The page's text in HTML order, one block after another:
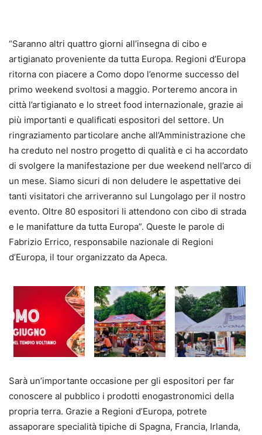
“Saranno altri quattro giorni all’insegna di cibo e
artigianato proveniente da tutta Europa. Regioni d’Europa
ritorna con piacere a Como dopo l’enorme successo del
primo weekend svoltosi a maggio. Porteremo ancora in
città l’artigianato e lo street food internazionale, grazie ai
più importanti e qualificati espositori del settore. Un
ringraziamento particolare anche all’Amministrazione che
ha creduto nel nostro progetto di qualità e ci ha accordato
di svolgere la manifestazione per due weekend nell’arco di
un mese. Siamo sicuri di non deludere le aspettative dei
tanti visitatori che arriveranno sul Lungolago per il nostro
evento. Oltre 80 espositori li attendono con cibo di strada
e le manifatture da tutta Europa”. Queste le parole di
Fabrizio Errico, responsabile nazionale di Regioni
d’Europa, il tour organizzato da Apeca.
Sarà un’importante occasione per gli espositori per far
conoscere al pubblico i prodotti enogastronomici della
propria terra. Grazie a Regioni d’Europa, potrete
assaporare specialità tipiche di Spagna, Francia, Irlanda,